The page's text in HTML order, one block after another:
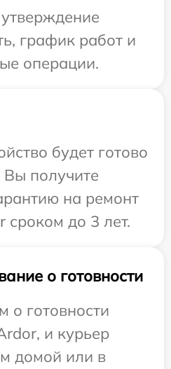
график работ и
операции.
будет готово
Вы получите
на ремонт
сроком до 3 лет.
о готовности
готовности
и курьер
домой или в